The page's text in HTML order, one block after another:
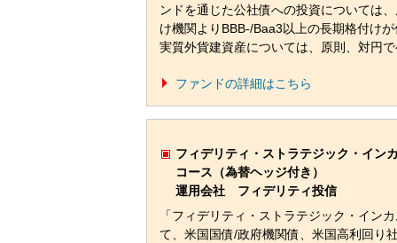
ンドを通じた公社債への投資については
け機関よりBBB-/Baa3以上の長期格付け
実質外貨建資産については、原則、対円
ファンドの詳細はこちら
フィデリティ・ストラテジック・イン
コース（為替ヘッジ付き）
運用会社 フィデリティ投信
「フィデリティ・ストラテジック・イン
て、米国国債/政府機関債、米国高利回り